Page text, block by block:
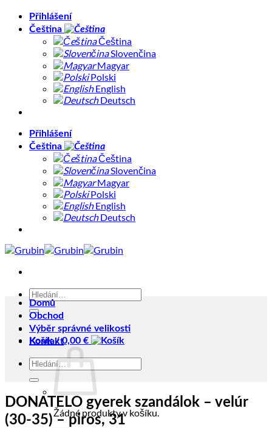
PřeskočitPřihlášení
Čeština
Čeština
Slovenčina
Magyar
Polski
English
Deutsch
Přihlášení
Čeština
Čeština
Slovenčina
Magyar
Polski
English
Deutsch
Hledat:
Košík /0,00 €
Žádné produkty v košíku.
Domů
Obchod
Výběr správné velikosti
Kontakt
Hledat:
DONATELO gyerek szandálok – velúr
(30-35) – piros, 31